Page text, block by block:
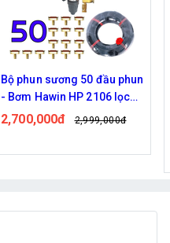
Bộ phun sương 50 đầu phun
- Bơm Hawin HP 2106 lọc
rác 50M dây
2,700,000đ 2,999,000đ